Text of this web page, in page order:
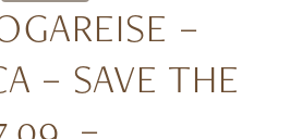
–
– SAVE THE